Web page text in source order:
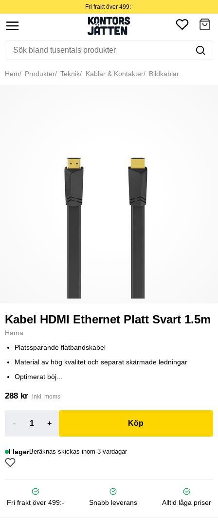
Fri frakt över 499:-
Hem Produkter Teknik Kablar & Kontakter Bildkablar
Kabel HDMI Ethernet Platt Svart 1.5m
Hama
Platssparande flatbandskabel
Material av hög kvalitet och separat skärmade ledningar
Optimerat böj...
288 kr inkl. moms
- + Köp
I lagerBeräknas skickas inom 3 vardagar
Fri frakt över 499:- Snabb leverans Alltid låga priser